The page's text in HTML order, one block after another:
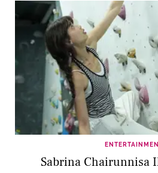
Sabrina Chairunnisa